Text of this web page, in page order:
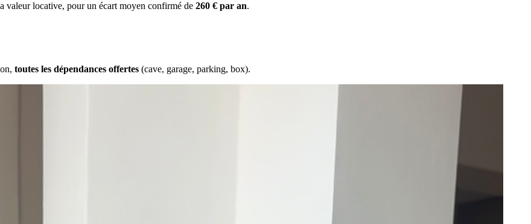
valeur locative, pour un écart moyen confirmé de 260 € par an.
toutes les dépendances offertes (cave, garage, parking, box).